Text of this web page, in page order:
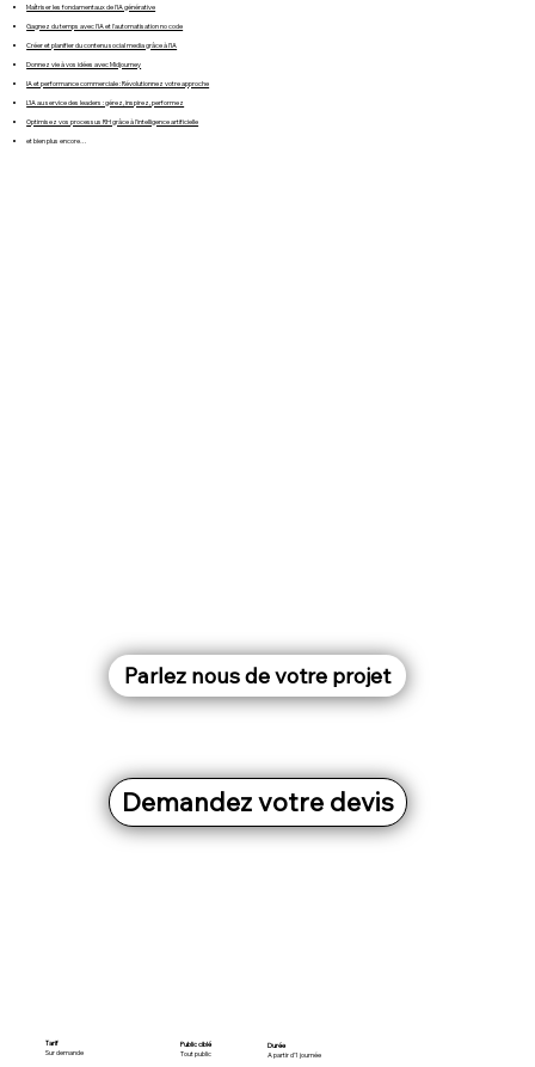
Maîtriser les fondamentaux de l'IA générative
Gagnez du temps avec l'IA et l'automatisation no code
Créer et planifier du contenu social media grâce à l’IA
Donnez vie à vos idées avec Midjourney
IA et performance commerciale : Révolutionnez votre approche
L’IA au service des leaders : gérez, inspirez, performez
Optimisez vos processus RH grâce à l’intelligence artificielle
et bien plus encore…
Parlez nous de votre projet
Demandez votre devis
Tarif
Sur demande
Public ciblé
Tout public
Durée
A partir d'1 journée